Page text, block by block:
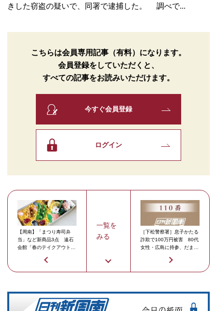
きした窃盗の疑いで、同署で逮捕した。 調べで...
こちらは会員専用記事（有料）になります。
会員登録をしていただくと、
すべての記事をお読みいただけます。
今すぐ会員登録
ログイン
【周南】「まつり寿司弁
当」など新商品3点 遠石
会館「春のテイクアウトメ
一覧を
みる
［下松警察署］息子かたる
詐欺で100万円被害 80代
女性・広島に持参、だまし